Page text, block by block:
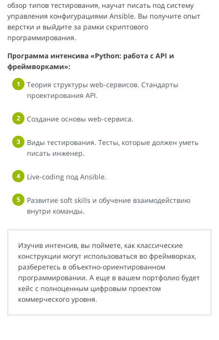
обзор типов тестирования, научат писать под систему
управления конфигурациями Ansible. Вы получите опыт
верстки и выйдите за рамки скриптового
программирования.
Программа интенсива «Python: работа с API и
фреймворками»:
Теория структуры web-сервисов. Стандарты
проектирования API.
Создание основы web-сервиса.
Виды тестирования. Тесты, которые должен уметь
писать инженер.
Live-coding под Ansible.
Развитие soft skills и обучение взаимодействию
внутри команды.
Изучив интенсив, вы поймете, как классические
конструкции могут использоваться во фреймворках,
разберетесь в объектно-ориентированном
программировании. А еще в вашем портфолио будет
кейс с полноценным цифровым проектом
коммерческого уровня.